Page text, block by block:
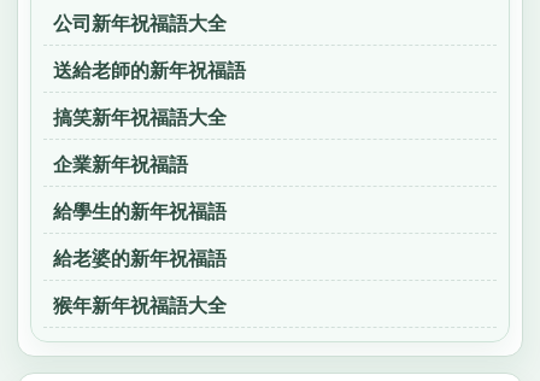
公司新年祝福語大全
送給老師的新年祝福語
搞笑新年祝福語大全
企業新年祝福語
給學生的新年祝福語
給老婆的新年祝福語
猴年新年祝福語大全